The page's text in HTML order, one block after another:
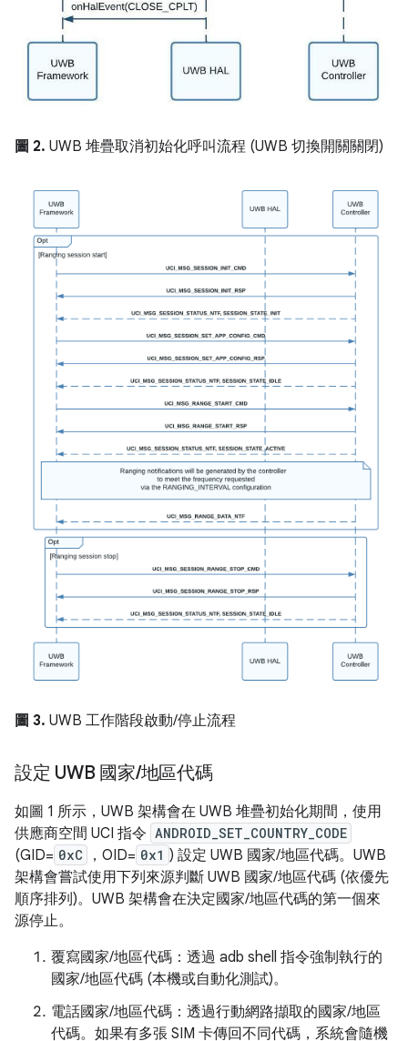
圖 2. UWB 堆疊取消初始化呼叫流程 (UWB 切換開關關閉)
圖 3. UWB 工作階段啟動/停止流程
設定 UWB 國家/地區代碼
如圖 1 所示，UWB 架構會在 UWB 堆疊初始化期間，使用
供應商空間 UCI 指令 ANDROID_SET_COUNTRY_CODE
(GID= 0xC ，OID= 0x1 ) 設定 UWB 國家/地區代碼。UWB
架構會嘗試使用下列來源判斷 UWB 國家/地區代碼 (依優先
順序排列)。UWB 架構會在決定國家/地區代碼的第一個來
源停止。
覆寫國家/地區代碼：透過 adb shell 指令強制執行的
國家/地區代碼 (本機或自動化測試)。
電話國家/地區代碼：透過行動網路擷取的國家/地區
代碼。如果有多張 SIM 卡傳回不同代碼，系統會隨機